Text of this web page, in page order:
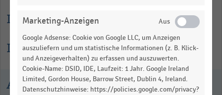
Lesehilfe
Informationen zur Statistik
Ausgewählte Statistiken
Marketing-Anzeigen
Google Adsense: Cookie von Google LLC, um Anzeigen
auszuliefern und um statistische Informationen (z. B. Klick-
und Anzeigeverhalten) zu erfassen und auszuwerten.
Cookie-Name: DSID, IDE, Laufzeit: 1 Jahr. Google Ireland
Limited, Gordon House, Barrow Street, Dublin 4, Ireland.
Datenschutzhinweise: https://policies.google.com/privacy?